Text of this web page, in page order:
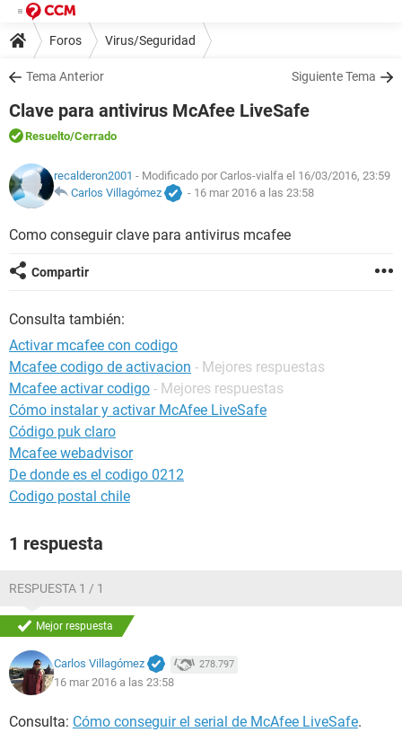
Foros Virus/Seguridad
Tema Anterior Siguiente Tema
Clave para antivirus McAfee LiveSafe
Resuelto/Cerrado
recalderon2001 - Modificado por Carlos-vialfa el 16/03/2016, 23:59
Carlos Villagómez
- 16 mar 2016 a las 23:58
Como conseguir clave para antivirus mcafee
Compartir
Consulta también:
Activar mcafee con codigo
Mcafee codigo de activacion - Mejores respuestas
Mcafee activar codigo - Mejores respuestas
Cómo instalar y activar McAfee LiveSafe
Código puk claro
Mcafee webadvisor
De donde es el codigo 0212
Codigo postal chile
1 respuesta
RESPUESTA 1 / 1
Mejor respuesta
Carlos Villagómez 278.797
16 mar 2016 a las 23:58
Consulta: Cómo conseguir el serial de McAfee LiveSafe.